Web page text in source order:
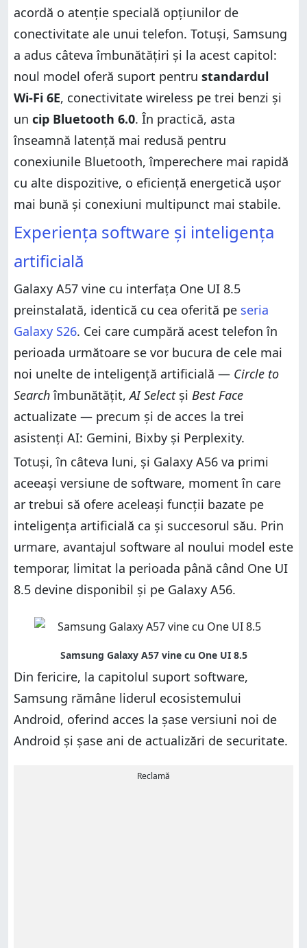
acordă o atenție specială opțiunilor de
conectivitate ale unui telefon. Totuși, Samsung
a adus câteva îmbunătățiri și la acest capitol:
noul model oferă suport pentru standardul
Wi‑Fi 6E, conectivitate wireless pe trei benzi și
un cip Bluetooth 6.0. În practică, asta
înseamnă latență mai redusă pentru
conexiunile Bluetooth, împerechere mai rapidă
cu alte dispozitive, o eficiență energetică ușor
mai bună și conexiuni multipunct mai stabile.
Experiența software și inteligența
artificială
Galaxy A57 vine cu interfața One UI 8.5
preinstalată, identică cu cea oferită pe seria
Galaxy S26. Cei care cumpără acest telefon în
perioada următoare se vor bucura de cele mai
noi unelte de inteligență artificială — Circle to
Searchîmbunătățit,AI Selectși Best Face
actualizate — precum și de acces la trei
asistenți AI: Gemini, Bixby și Perplexity.
Totuși, în câteva luni, și Galaxy A56 va primi
aceeași versiune de software, moment în care
ar trebui să ofere aceleași funcții bazate pe
inteligența artificială ca și succesorul său. Prin
urmare, avantajul software al noului model este
temporar, limitat la perioada până când One UI
8.5 devine disponibil și pe Galaxy A56.
Din fericire, la capitolul suport software,
Samsung rămâne liderul ecosistemului
Android, oferind acces la șase versiuni noi de
Android și șase ani de actualizări de securitate.
Reclamă